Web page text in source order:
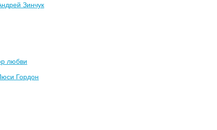
Зинчук
любви
Гордон